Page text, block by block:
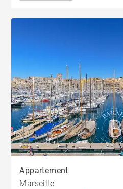
Appartement
Marseille